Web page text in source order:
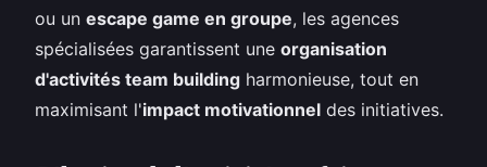
ou un escape game en groupe, les agences
spécialisées garantissent une organisation
d'activités team building harmonieuse, tout en
maximisant l'impact motivationnel des initiatives.